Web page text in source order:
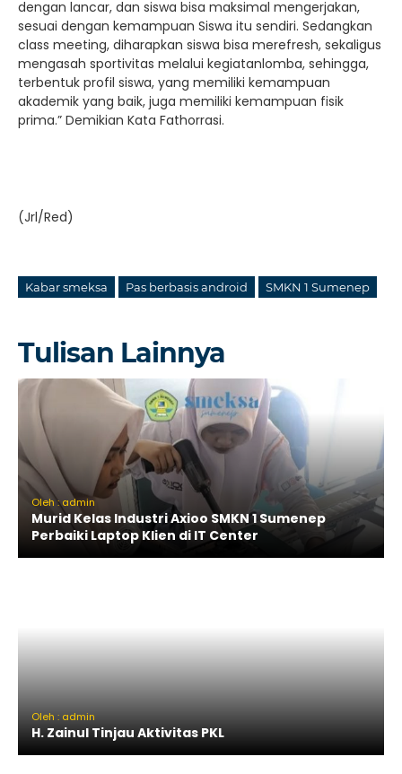
dengan lancar, dan siswa bisa maksimal mengerjakan,
sesuai dengan kemampuan Siswa itu sendiri. Sedangkan
class meeting, diharapkan siswa bisa merefresh, sekaligus
mengasah sportivitas melalui kegiatanlomba, sehingga,
terbentuk profil siswa, yang memiliki kemampuan
akademik yang baik, juga memiliki kemampuan fisik
prima.” Demikian Kata Fathorrasi.
(Jrl/Red)
Kabar smeksa Pas berbasis android SMKN 1 Sumenep
Tulisan Lainnya
Oleh : admin
Murid Kelas Industri Axioo SMKN 1 Sumenep
Perbaiki Laptop Klien di IT Center
Oleh : admin
H. Zainul Tinjau Aktivitas PKL